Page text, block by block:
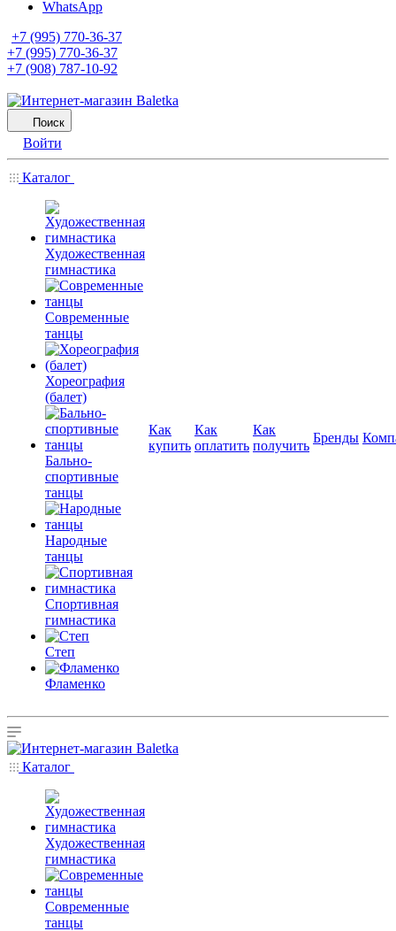
WhatsApp
+7 (995) 770-36-37
+7 (995) 770-36-37
+7 (908) 787-10-92
Поиск
Войти
Каталог
Художественная
гимнастика
Современные
танцы
Хореография
(балет)
Бально-
спортивные
танцы
Народные
танцы
Спортивная
гимнастика
Степ
Фламенко
Как
купить
Как
оплатить
Как
получить
Бренды
Каталог
Художественная
гимнастика
Современные
танцы